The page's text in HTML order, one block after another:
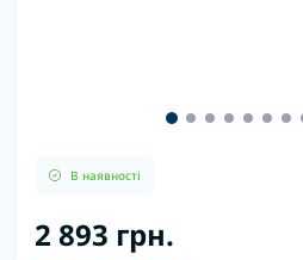
В наявності
2 893 грн.